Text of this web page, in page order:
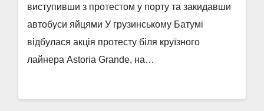
виступивши з протестом у порту та закидавши
автобуси яйцями У грузинському Батумі
відбулася акція протесту біля круїзного
лайнера Astoria Grande, на…